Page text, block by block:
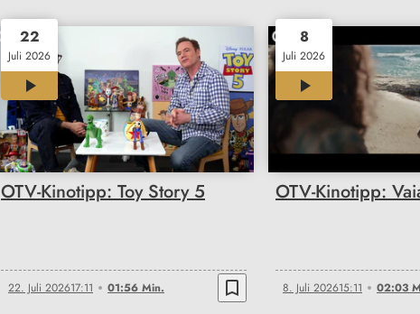
22
Juli 2026
01:56
OTV-Kinotipp: Toy Story 5
22. Juli 202617:11 01:56 Min. bookmark_border
8
Juli 2026
02:03
OTV-Kinotipp:
8. Juli 202615:11 02:03